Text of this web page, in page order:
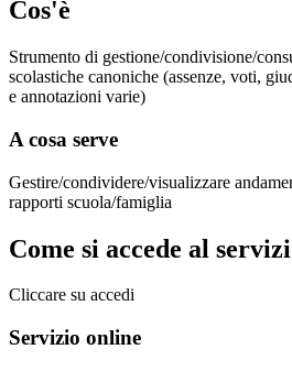
Cos'è
Strumento di gestione/condivisione/
scolastiche canoniche (assenze, voti,
e annotazioni varie)
A cosa serve
Gestire/condividere/visualizzare
rapporti scuola/famiglia
Come si accede al
Cliccare su accedi
Servizio online